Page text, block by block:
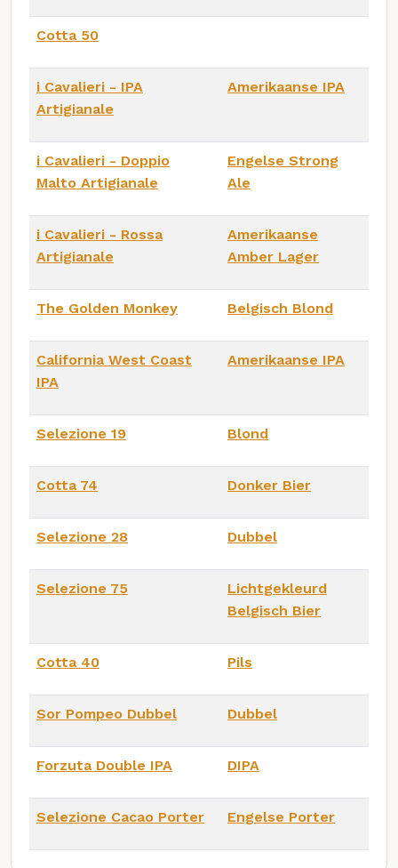
Cotta 50
i Cavalieri - IPA
Artigianale
Amerikaanse IPA
i Cavalieri - Doppio
Malto Artigianale
Engelse Strong
Ale
i Cavalieri - Rossa
Artigianale
Amerikaanse
Amber Lager
The Golden Monkey Belgisch Blond
California West Coast
IPA
Amerikaanse IPA
Selezione 19 Blond
Cotta 74 Donker Bier
Selezione 28 Dubbel
Selezione 75
Lichtgekleurd
Belgisch Bier
Cotta 40 Pils
Sor Pompeo Dubbel Dubbel
Forzuta Double IPA DIPA
Selezione Cacao Porter Engelse Porter